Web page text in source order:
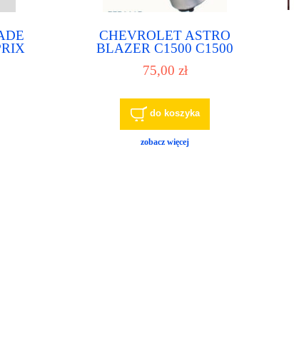
CHEVROLET ASTRO
BLAZER C1500 C1500
C3500HD pompa paliwa ,
75,00 zł
do koszyka
zobacz więcej